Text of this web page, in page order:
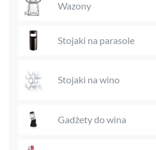
Wazony
Stojaki na parasole
Stojaki na wino
Gadżety do wina